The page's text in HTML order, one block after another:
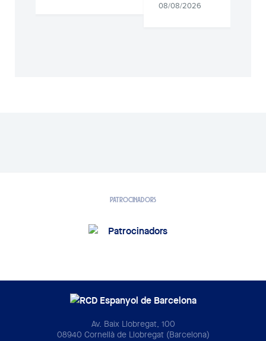
08/08/2026
PATROCINADORS
Av. Baix Llobregat, 100
08940 Cornellà de Llobregat (Barcelona)